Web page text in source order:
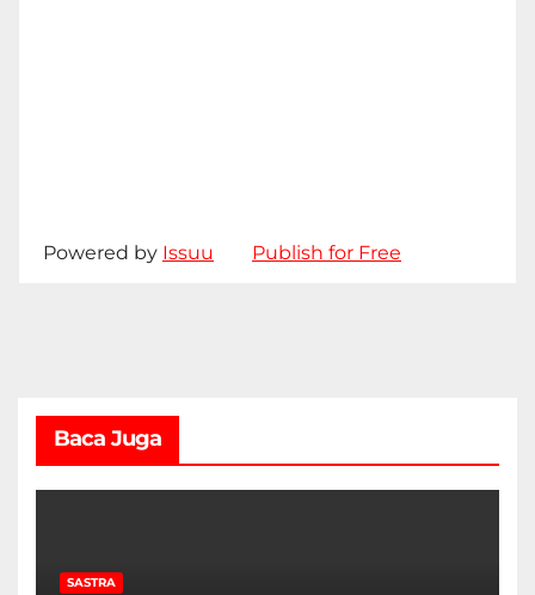
Powered by Issuu Publish for Free
Baca Juga
SASTRA